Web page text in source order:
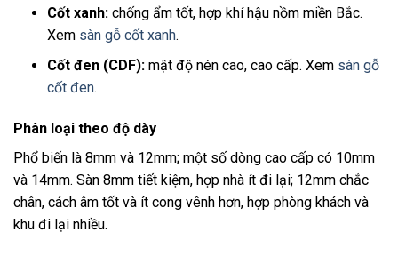
Cốt xanh: chống ẩm tốt, hợp khí hậu nồm miền Bắc.
Xem sàn gỗ cốt xanh.
Cốt đen (CDF): mật độ nén cao, cao cấp. Xem sàn gỗ
cốt đen.
Phân loại theo độ dày
Phổ biến là 8mm và 12mm; một số dòng cao cấp có 10mm
và 14mm. Sàn 8mm tiết kiệm, hợp nhà ít đi lại; 12mm chắc
chân, cách âm tốt và ít cong vênh hơn, hợp phòng khách và
khu đi lại nhiều.